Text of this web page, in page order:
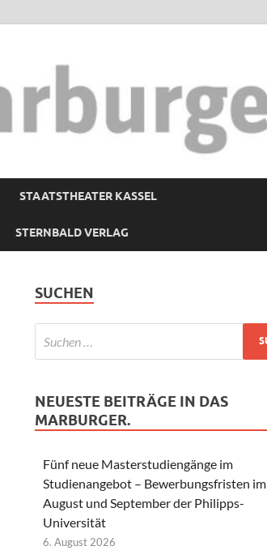
STAATSTHEATER KASSEL
STERNBALD VERLAG
SUCHEN
NEUESTE BEITRÄGE IN DAS
MARBURGER.
Fünf neue Masterstudiengänge im
Studienangebot – Bewerbungsfristen im
August und September der Philipps-
Universität
6. August 2026